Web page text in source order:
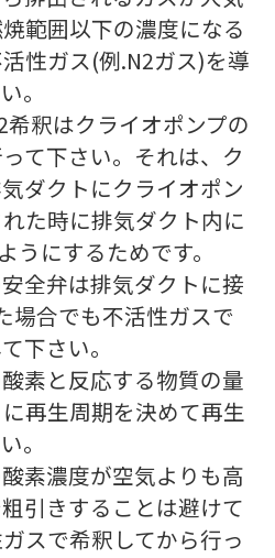
範囲以下の濃度になる
性ガス(例.N2ガス)を導
。
釈はクライオポンプの
て下さい。それは、ク
ダクトにクライオポン
た時に排気ダクト内に
うにするためです。
全弁は排気ダクトに接
場合でも不活性ガスで
下さい。
素と反応する物質の量
再生周期を決めて再生
。
素濃度が空気よりも高
引きすることは避けて
スで希釈してから行っ